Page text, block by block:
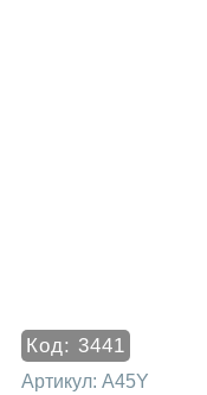
Код: 3441
Артикул: A45Y